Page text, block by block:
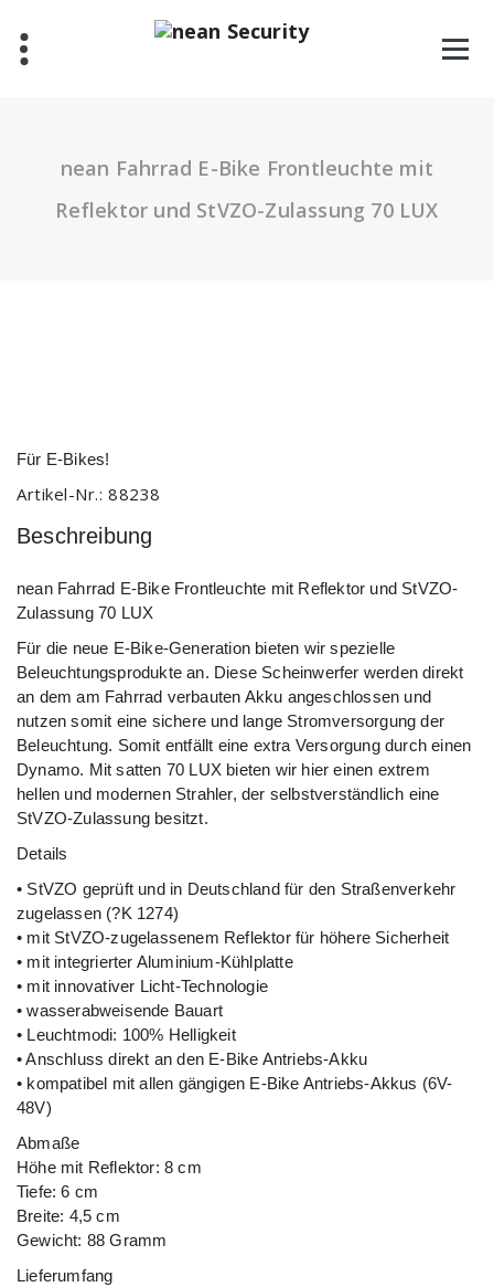
Inhalt
springen
nean Fahrrad E-Bike Frontleuchte mit
Reflektor und StVZO-Zulassung 70 LUX
Für E-Bikes!
Artikel-Nr.: 88238
Beschreibung
nean Fahrrad E-Bike Frontleuchte mit Reflektor und StVZO-
Zulassung 70 LUX
Für die neue E-Bike-Generation bieten wir spezielle
Beleuchtungsprodukte an. Diese Scheinwerfer werden direkt
an dem am Fahrrad verbauten Akku angeschlossen und
nutzen somit eine sichere und lange Stromversorgung der
Beleuchtung. Somit entfällt eine extra Versorgung durch einen
Dynamo. Mit satten 70 LUX bieten wir hier einen extrem
hellen und modernen Strahler, der selbstverständlich eine
StVZO-Zulassung besitzt.
Details
• StVZO geprüft und in Deutschland für den Straßenverkehr
zugelassen (?K 1274)
• mit StVZO-zugelassenem Reflektor für höhere Sicherheit
• mit integrierter Aluminium-Kühlplatte
• mit innovativer Licht-Technologie
• wasserabweisende Bauart
• Leuchtmodi: 100% Helligkeit
• Anschluss direkt an den E-Bike Antriebs-Akku
• kompatibel mit allen gängigen E-Bike Antriebs-Akkus (6V-
48V)
Abmaße
Höhe mit Reflektor: 8 cm
Tiefe: 6 cm
Breite: 4,5 cm
Gewicht: 88 Gramm
Lieferumfang